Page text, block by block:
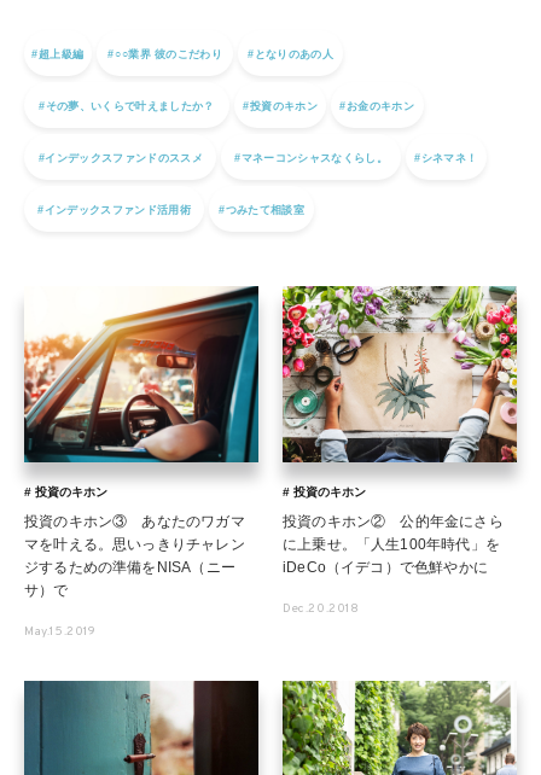
#超上級編 #○○業界 彼のこだわり #となりのあの人
#その夢、いくらで叶えましたか？ #投資のキホン #お金のキホン
#インデックスファンドのススメ #マネーコンシャスなくらし。 #シネマネ！
#インデックスファンド活用術 #つみたて相談室
# 投資のキホン
投資のキホン③ あなたのワガマ
マを叶える。思いっきりチャレン
ジするための準備をNISA（ニー
サ）で
May.15.2019
# 投資のキホン
投資のキホン② 公的年金にさら
に上乗せ。「人生100年時代」を
iDeCo（イデコ）で色鮮やかに
Dec.20.2018